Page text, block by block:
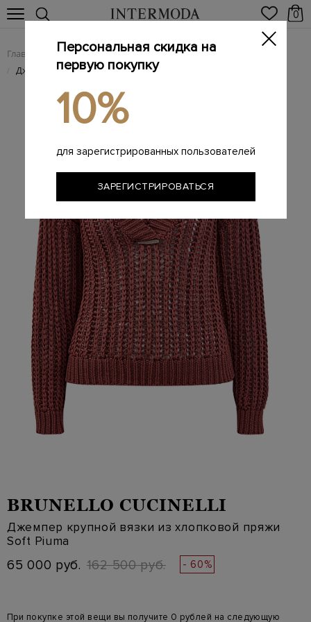
0
Главная Женщинам
/ Джемпер крупной вязки из хлопковой пряжи Soft Piuma
BRUNELLO CUCINELLI
Джемпер крупной вязки из хлопковой пряжи
Soft Piuma
65 000 руб. 162 500 руб. - 60%
При покупке этой вещи вы получите 0 рублей на следующую
Персональная скидка на
первую покупку
10%
для зарегистрированных пользователей
ЗАРЕГИСТРИРОВАТЬСЯ